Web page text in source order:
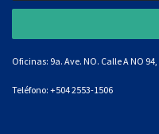
Oficinas: 9a. Ave. NO. Calle A NO
Teléfono: +504 2553-1506